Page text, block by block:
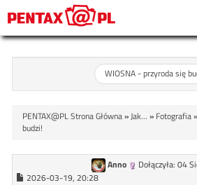
WIOSNA - przyroda się
PENTAX@PL Strona Główna»Jak... » Fotografia»
budzi!
Anno
Dołączyła: 04
2026-03-19, 20:28